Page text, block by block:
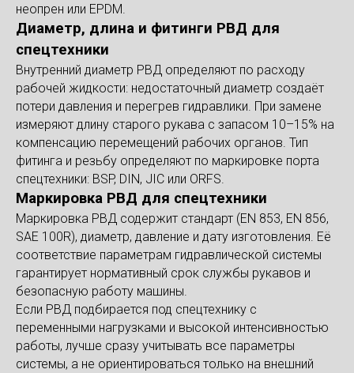
неопрен или EPDM.
Диаметр, длина и фитинги РВД для
спецтехники
Внутренний диаметр РВД определяют по расходу
рабочей жидкости: недостаточный диаметр создаёт
потери давления и перегрев гидравлики. При замене
измеряют длину старого рукава с запасом 10–15% на
компенсацию перемещений рабочих органов. Тип
фитинга и резьбу определяют по маркировке порта
спецтехники: BSP, DIN, JIC или ORFS.
Маркировка РВД для спецтехники
Маркировка РВД содержит стандарт (EN 853, EN 856,
SAE 100R), диаметр, давление и дату изготовления. Её
соответствие параметрам гидравлической системы
гарантирует нормативный срок службы рукавов и
безопасную работу машины.
Если РВД подбирается под спецтехнику с
переменными нагрузками и высокой интенсивностью
работы, лучше сразу учитывать все параметры
системы, а не ориентироваться только на внешний